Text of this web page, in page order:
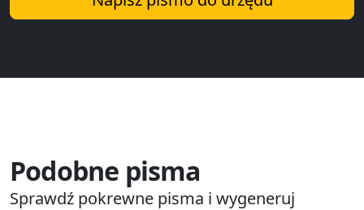
Podobne pisma
Sprawdź pokrewne pisma i wygeneruj